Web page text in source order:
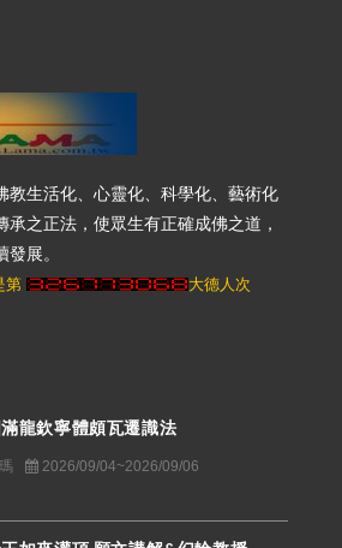
教生活化、心靈化、科學化、藝術化
承之正法，使眾生有正確成佛之道，
展。
第 大德人次
龍欽寧體頗瓦遷識法
2026/09/04~2026/09/06